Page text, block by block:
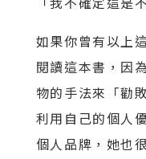
如果你曾有以上
閱讀這本書，因
物的手法來「勸
利用自己的個人
個人品牌，她也